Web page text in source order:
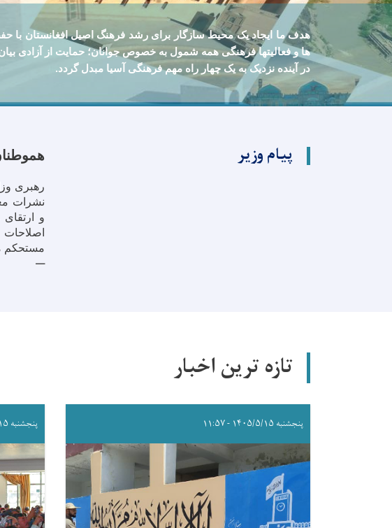
هدف ما ايجاد يک محيط سازگار برای رشد فرهنگ اصيل افغانستان
ها و فعالیتها فرهنگی همه شمول به خصوص جوانان؛ حمايت از آزادی
در آينده نزديک به يک چهار راه مهم فرهنگی آسيا مبدل گردد.
پیام وزیر
رهبری
نشرات
و
مستحکم
تازه ترین اخبار
پنجشنبه ۱۴۰۵/۵/۱۵ - ۱۱:۵۷ پنجشنبه ۱۴۰۵/۵/۱۵ - ۱۱:۲۵